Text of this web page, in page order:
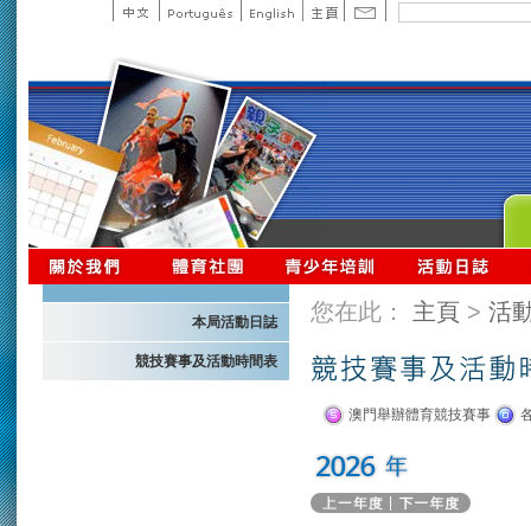
本局活動日誌
競技賽事及活動時間表
您在此： 主頁 > 活
澳門舉辦體育競技賽事